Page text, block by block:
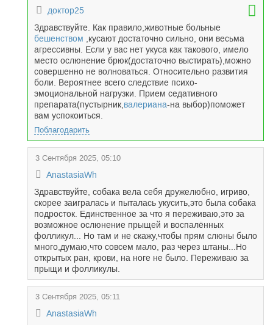
доктор25
Здравствуйте. Как правило,животные больные
бешенством ,кусают достаточно сильно, они весьма
агрессивны. Если у вас нет укуса как такового, имело
место ослюнение брюк(достаточно выстирать),можно
совершенно не волноваться. Относительно развития
боли. Вероятнее всего следствие психо-
эмоциональной нагрузки. Прием седативного
препарата(пустырник, валериана-на выбор)поможет
вам успокоиться.
Поблагодарить
3 Сентября 2025, 05:10
AnastasiaWh
Здравствуйте, собака вела себя дружелюбно, игриво,
скорее заигралась и пыталась укусить,это была собака
подросток. Единственное за что я переживаю,это за
возможное ослюнение прыщей и воспалённых
фолликул... Но там и не скажу,чтобы прям слюны было
много,думаю,что совсем мало, раз через штаны...Но
открытых ран, крови, на ноге не было. Переживаю за
прыщи и фолликулы.
3 Сентября 2025, 05:11
AnastasiaWh